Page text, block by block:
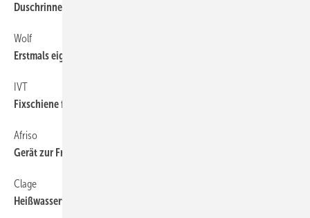
Duschrinne für das Objektgeschäft
Wolf
Erstmals eigene Wärmepumpenserie
IVT
Fixschiene für Flächen­heizungsrohre
Afriso
Gerät zur Frisch­wasser­nach­speisung
Clage
Heißwassertechnik unter der Küchenspüle